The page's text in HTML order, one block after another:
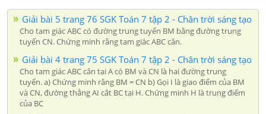
Giải bài 5 trang 76 SGK Toán 7 tập 2 - Chân trời sáng tạo
Cho tam giác ABC có đường trung tuyến BM bằng đường trung
tuyến CN. Chứng minh rằng tam giác ABC cân.
Giải bài 4 trang 75 SGK Toán 7 tập 2 - Chân trời sáng tạo
Cho tam giác ABC cân tại A có BM và CN là hai đường trung
tuyến. a) Chứng minh rằng BM = CN b) Gọi I là giao điểm của BM
và CN, đường thẳng AI cắt BC tại H. Chứng minh H là trung điểm
của BC